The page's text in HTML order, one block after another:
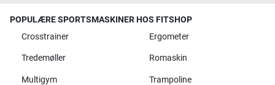
POPULÆRE SPORTSMASKINER HOS FITSHOP
Crosstrainer
Ergometer
Tredemøller Romaskin
Multigym Trampoline